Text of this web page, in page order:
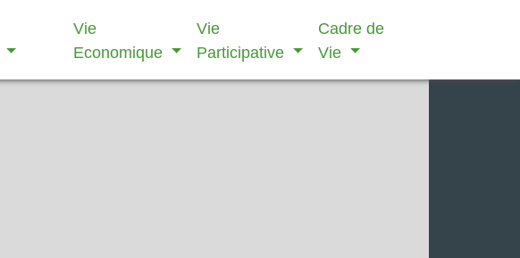
Vie
Economique
Vie
Participative
Cadre de
Vie